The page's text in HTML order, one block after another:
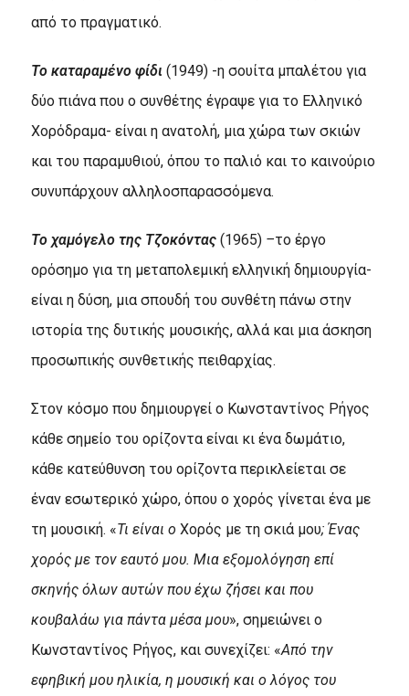
από το πραγματικό.
Το καταραμένο φίδι (1949) -η σουίτα μπαλέτου για
δύο πιάνα που ο συνθέτης έγραψε για το Ελληνικό
Χορόδραμα- είναι η ανατολή, μια χώρα των σκιών
και του παραμυθιού, όπου το παλιό και το καινούριο
συνυπάρχουν αλληλοσπαρασσόμενα.
Το χαμόγελο της Τζοκόντας(1965) –το έργο
ορόσημο για τη μεταπολεμική ελληνική δημιουργία-
είναι η δύση, μια σπουδή του συνθέτη πάνω στην
ιστορία της δυτικής μουσικής, αλλά και μια άσκηση
προσωπικής συνθετικής πειθαρχίας.
Στον κόσμο που δημιουργεί ο Κωνσταντίνος Ρήγος
κάθε σημείο του ορίζοντα είναι κι ένα δωμάτιο,
κάθε κατεύθυνση του ορίζοντα περικλείεται σε
έναν εσωτερικό χώρο, όπου ο χορός γίνεται ένα με
τη μουσική. «Τι είναι ο Χορός με τη σκιά μου; Ένας
χορός με τον εαυτό μου. Μια εξομολόγηση επί
σκηνής όλων αυτών που έχω ζήσει και που
κουβαλάω για πάντα μέσα μου», σημειώνει ο
Κωνσταντίνος Ρήγος, και συνεχίζει: «Από την
εφηβική μου ηλικία, η μουσική και ο λόγος του